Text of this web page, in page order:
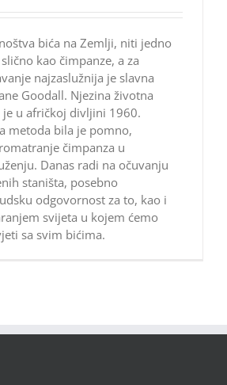
bića na Zemlji, niti jedno
kao čimpanze, a za
najzaslužnija je slavna
Goodall. Njezina životna
je u afričkoj divljini 1960.
metoda bila je pomno,
čimpanza u
Danas radi na očuvanju
staništa, posebno
odgovornost za to, kao i
svijeta u kojem ćemo
sa svim bićima.